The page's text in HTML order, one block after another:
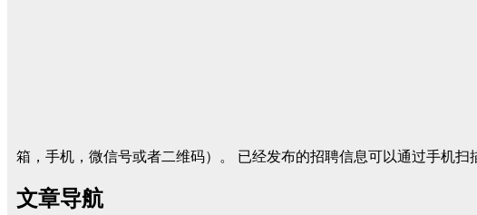
箱，手机，微信号或者二维码）。 已经发布的招聘信息可以通过手机
文章导航